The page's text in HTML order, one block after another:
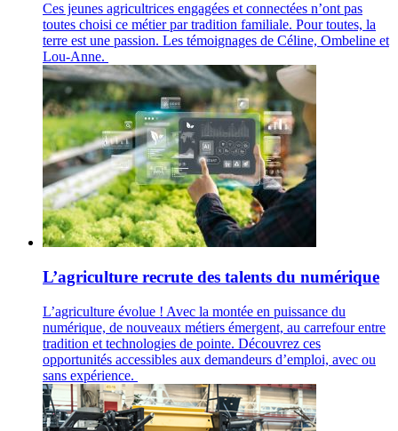
Ces jeunes agricultrices engagées et connectées n’ont pas
toutes choisi ce métier par tradition familiale. Pour toutes, la
terre est une passion. Les témoignages de Céline, Ombeline et
Lou-Anne.
L’agriculture recrute des talents du numérique
L’agriculture évolue ! Avec la montée en puissance du
numérique, de nouveaux métiers émergent, au carrefour entre
tradition et technologies de pointe. Découvrez ces
opportunités accessibles aux demandeurs d’emploi, avec ou
sans expérience.